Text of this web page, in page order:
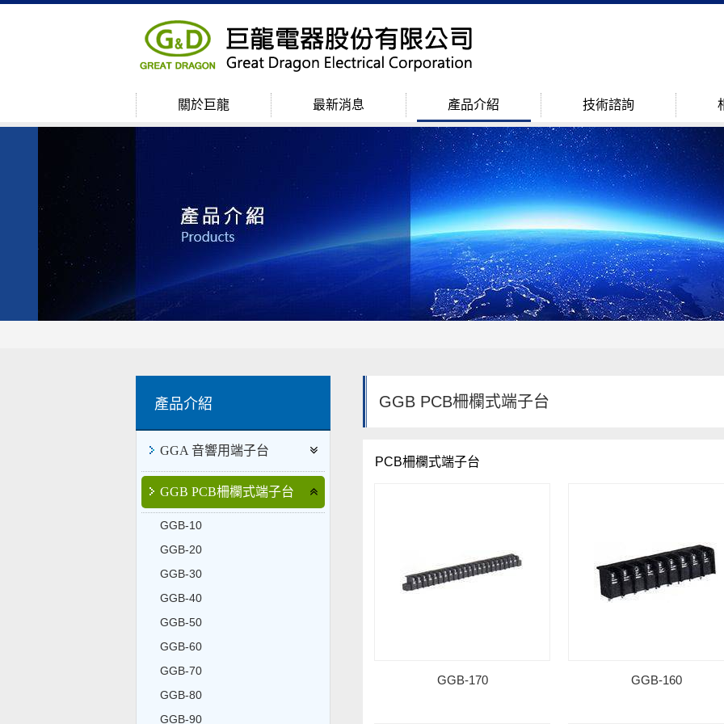
關於巨龍 最新消息 產品介紹 技術諮詢
GGA 音響用端子台
GGB PCB柵欄式端子台
GGB-10
GGB-20
GGB-30
GGB-40
GGB-50
GGB-60
GGB-70
GGB-80
GGB-90
GGB PCB柵欄式端子台
PCB柵欄式端子台
GGB-170 GGB-160